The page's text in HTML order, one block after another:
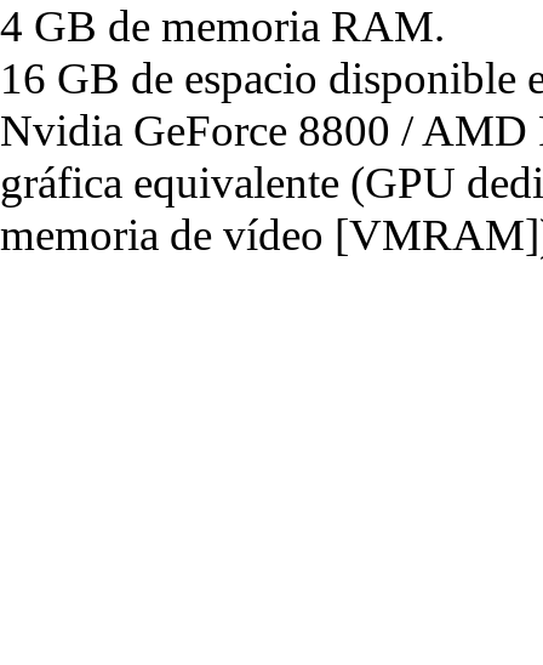
4 GB de memoria RAM.
16 GB de espacio disponible
Nvidia GeForce 8800 / AMD
gráfica equivalente (GPU
memoria de vídeo